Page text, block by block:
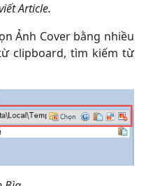
Article.
Ảnh Cover bằng nhiều
clipboard, tìm kiếm từ